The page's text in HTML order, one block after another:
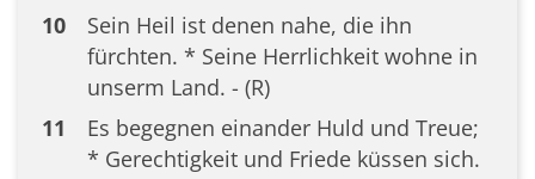
10
Sein Heil ist denen nahe, die ihn
fürchten. * Seine Herrlichkeit wohne in
unserm Land. - (R)
11
Es begegnen einander Huld und Treue;
* Gerechtigkeit und Friede küssen sich.